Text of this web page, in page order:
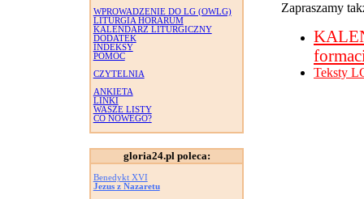
WPROWADZENIE DO LG (OWLG)
LITURGIA HORARUM
KALENDARZ LITURGICZNY
DODATEK
INDEKSY
POMOC
CZYTELNIA
ANKIETA
LINKI
WASZE LISTY
CO NOWEGO?
gloria24.pl poleca:
Benedykt XVI
Jezus z Nazaretu
Zapraszamy
Teksty